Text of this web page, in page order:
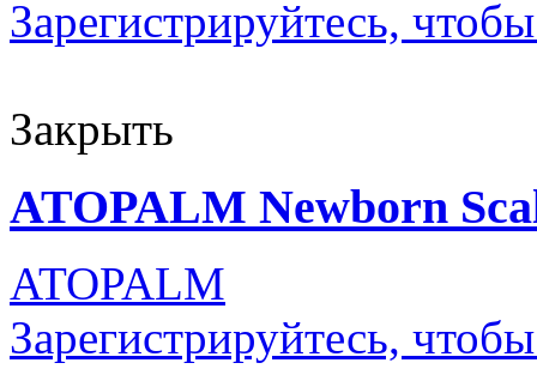
Зарегистрируйтесь,
Закрыть
ATOPALM Newborn
ATOPALM
Зарегистрируйтесь,